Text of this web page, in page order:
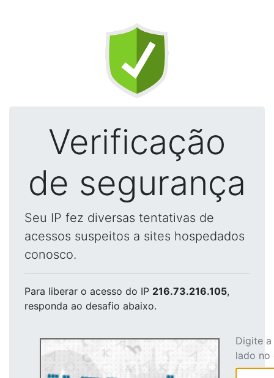
Verificação
de segurança
Seu IP fez diversas tentativas de
acessos suspeitos a sites hospedados
conosco.
Para liberar o acesso do IP 216.73.216.105,
responda ao desafio abaixo.
Digite
lado no